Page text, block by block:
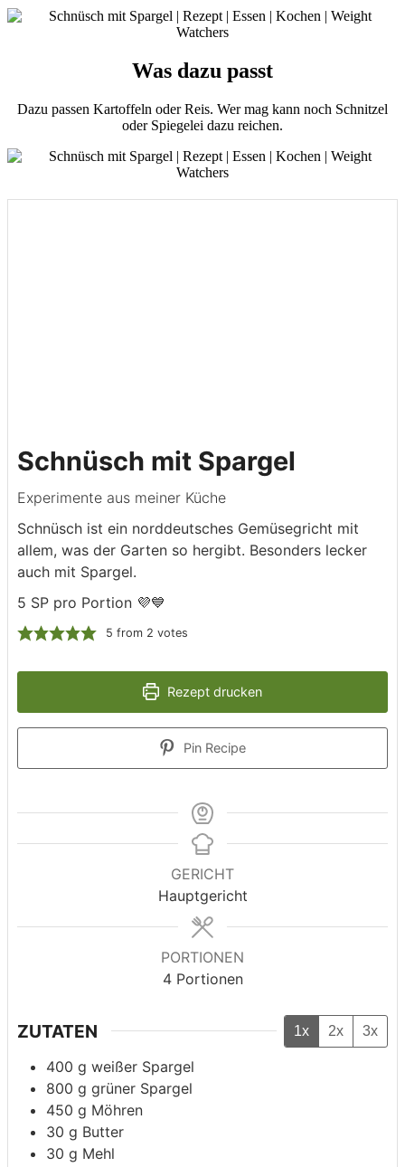
Was dazu passt
Dazu passen Kartoffeln oder Reis. Wer mag kann noch Schnitzel
oder Spiegelei dazu reichen.
Schnüsch mit Spargel
Experimente aus meiner Küche
Schnüsch ist ein norddeutsches Gemüsegricht mit
allem, was der Garten so hergibt. Besonders lecker
auch mit Spargel.
5 SP pro Portion 💜💙
5 from 2 votes
Rezept drucken
Pin Recipe
GERICHT
Hauptgericht
PORTIONEN
4 Portionen
ZUTATEN 1x 2x 3x
400 g weißer Spargel
800 g grüner Spargel
450 g Möhren
30 g Butter
30 g Mehl